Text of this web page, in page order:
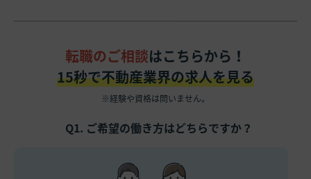
転職のご相談はこちらから！
15秒で不動産業界の求人を見る
※経験や資格は問いません。
Q1. ご希望の働き方はどちらですか？